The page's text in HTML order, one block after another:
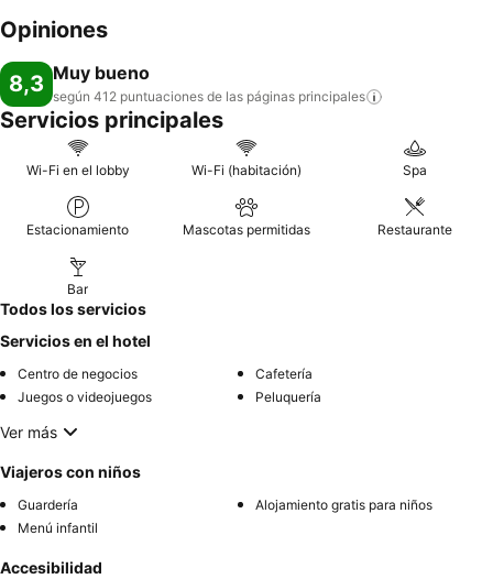
Opiniones
8,3 Muy bueno
según 412 puntuaciones de las páginas principales
Servicios principales
Wi-Fi en el lobby Wi-Fi (habitación) Spa
Estacionamiento Mascotas permitidas Restaurante
Bar
Todos los servicios
Servicios en el hotel
Centro de negocios
Cafetería
Juegos o videojuegos
Peluquería
Ver más
Viajeros con niños
Guardería
Alojamiento gratis para niños
Menú infantil
Accesibilidad